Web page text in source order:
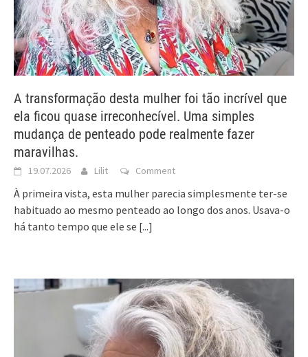
A transformação desta mulher foi tão incrível que
ela ficou quase irreconhecível. Uma simples
mudança de penteado pode realmente fazer
maravilhas.
19.07.2026 Lilit Comment
À primeira vista, esta mulher parecia simplesmente ter-se
habituado ao mesmo penteado ao longo dos anos. Usava-o
há tanto tempo que ele se [...]